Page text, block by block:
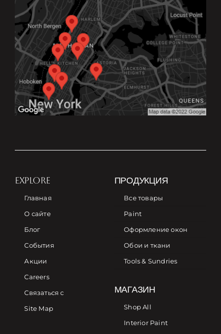
EXPLORE
Главная
О сайте
Блог
События
Акции
Careers
Связаться с
Site Map
ПРОДУКЦИЯ
Все товары
Paint
Оформление окон
Обои и ткани
Tools & Sundries
МАГАЗИН
Shop All
Interior Paint